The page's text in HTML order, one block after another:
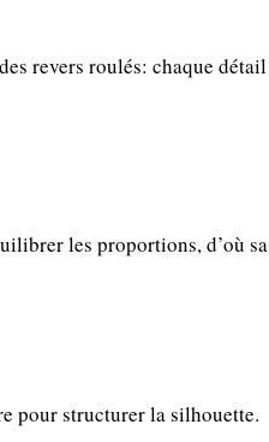
revers roulés: chaque détail
les proportions, d’où sa
pour structurer la silhouette.